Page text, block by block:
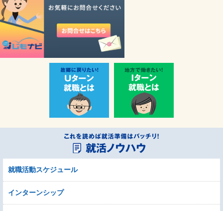
就職活動スケジュール
インターンシップ